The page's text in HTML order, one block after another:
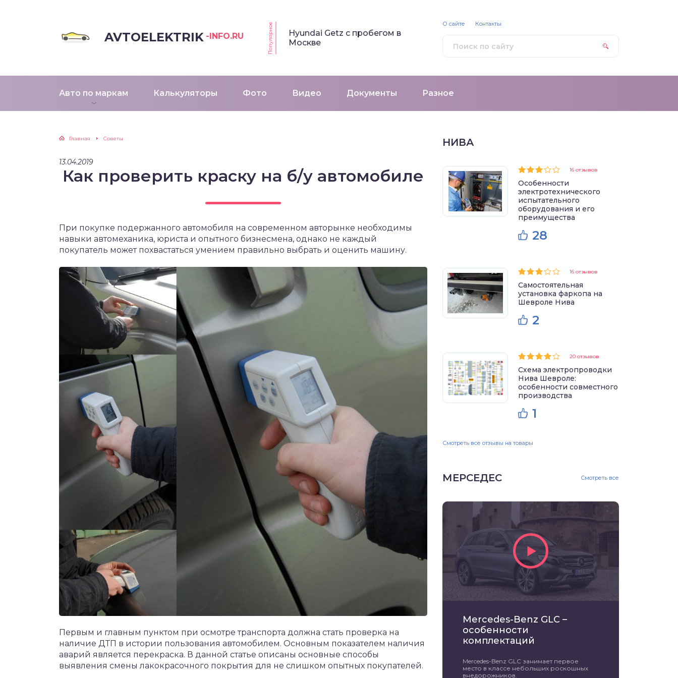
AVTOELEKTRIK -INFO.RU Популярное
Hyundai Getz с пробегом в
Москве
Авто по маркам Калькуляторы Фото Видео Документы Разное
О сайте Контакты
Главная Советы
13.04.2019
Как проверить краску на б/у автомобиле
При покупке подержанного автомобиля на современном авторынке необходимы
навыки автомеханика, юриста и опытного бизнесмена, однако не каждый
покупатель может похвастаться умением правильно выбрать и оценить машину.
Первым и главным пунктом при осмотре транспорта должна стать проверка на
наличие ДТП в истории пользования автомобилем. Основным показателем наличия
аварий является перекраска. В данной статье описаны основные способы
выявления смены лакокрасочного покрытия для не слишком опытных покупателей.
НИВА
16 отзывов
Особенности
электротехнического
испытательного
оборудования и его
преимущества
28
16 отзывов
Самостоятельная
установка фаркопа на
Шевроле Нива
2
20 отзывов
Схема электропроводки
Нива Шевроле:
особенности совместного
производства
1
Смотреть все отзывы на товары
МЕРСЕДЕС Смотреть все
Mercedes-Benz GLC –
особенности
комплектаций
Mercedes-Benz GLC занимает первое
место в классе небольших роскошных
внедорожников.